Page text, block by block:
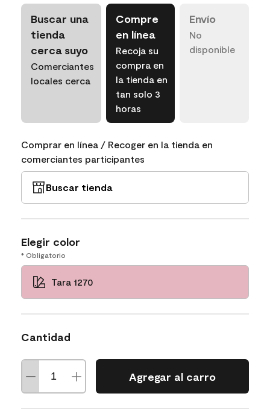
Buscar una
tienda
cerca suyo
Comerciantes
locales cerca
Compre
en línea
Recoja su
compra en
la tienda en
tan solo 3
horas
Envío
No
disponible
Comprar en línea / Recoger en la tienda en
comerciantes participantes
Buscar tienda
Elegir color
* Obligatorio
Tara 1270
Cantidad
Agregar al carro